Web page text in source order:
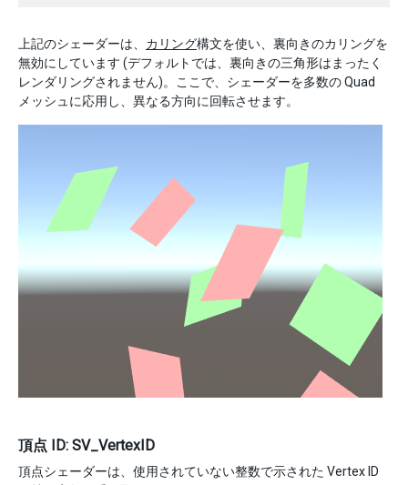
上記のシェーダーは、 カリング構文を使い、裏向きのカリングを
無効にしています (デフォルトでは、裏向きの三角形はまったく
レンダリングされません)。ここで、シェーダーを多数の Quad
メッシュに応用し、異なる方向に回転させます。
頂点 ID: SV_VertexID
頂点シェーダーは、使用されていない整数で示された Vertex ID